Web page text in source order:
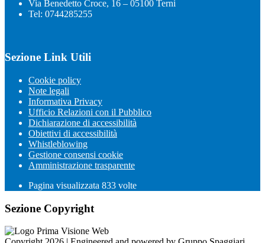
Via Benedetto Croce, 16 – 05100 Terni
Tel: 0744285255
Sezione Link Utili
Cookie policy
Note legali
Informativa Privacy
Ufficio Relazioni con il Pubblico
Dichiarazione di accessibilità
Obiettivi di accessibilità
Whistleblowing
Gestione consensi cookie
Amministrazione trasparente
Pagina visualizzata 833 volte
Sezione Copyright